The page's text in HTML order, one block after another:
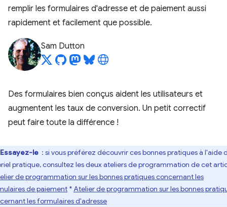
remplir les formulaires d'adresse et de paiement aussi
rapidement et facilement que possible.
Sam Dutton
Des formulaires bien conçus aident les utilisateurs et
augmentent les taux de conversion. Un petit correctif
peut faire toute la différence !
Essayez-le : si vous préférez découvrir ces bonnes pratiques à l'aide
pratique, consultez les deux ateliers de programmation de cet
de programmation sur les bonnes pratiques concernant les
de paiement *Atelier de programmation sur les bonnes
les formulaires d'adresse